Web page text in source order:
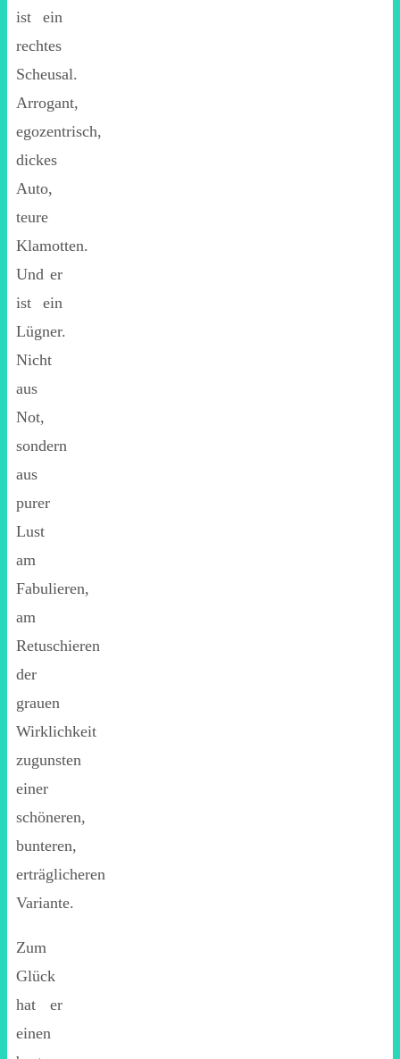
ist ein
rechtes
Scheusal.
Arrogant,
egozentrisch,
dickes
Auto,
teure
Klamotten.
Und er
ist ein
Lügner.
Nicht
aus
Not,
sondern
aus
purer
Lust
am
Fabulieren,
am
Retuschieren
der
grauen
Wirklichkeit
zugunsten
einer
schöneren,
bunteren,
erträglicheren
Variante.
Zum
Glück
hat er
einen